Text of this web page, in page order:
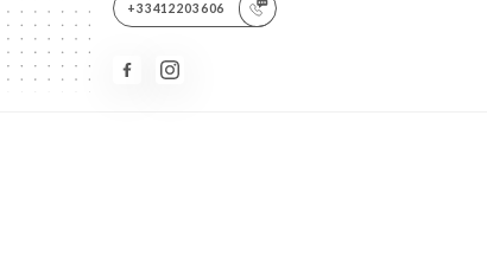
+33412203606